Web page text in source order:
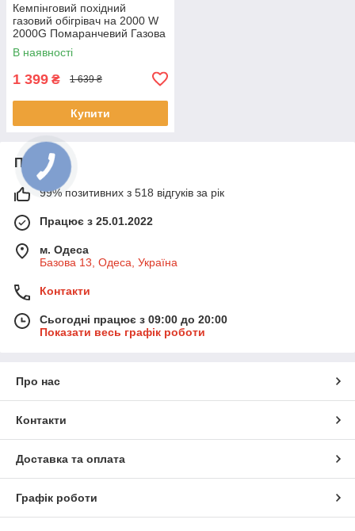
Кемпінговий похідний
газовий обігрівач на 2000 W
2000G Помаранчевий Газова
плитка-піч 2в1 на одну
конфорку
В наявності
1 399 ₴ 1 639 ₴
Купити
Про нас
99% позитивних з 518 відгуків за рік
Працює з 25.01.2022
м. Одеса
Базова 13, Одеса, Україна
Контакти
Сьогодні працює з 09:00 до 20:00
Показати весь графік роботи
Про нас
Контакти
Доставка та оплата
Графік роботи